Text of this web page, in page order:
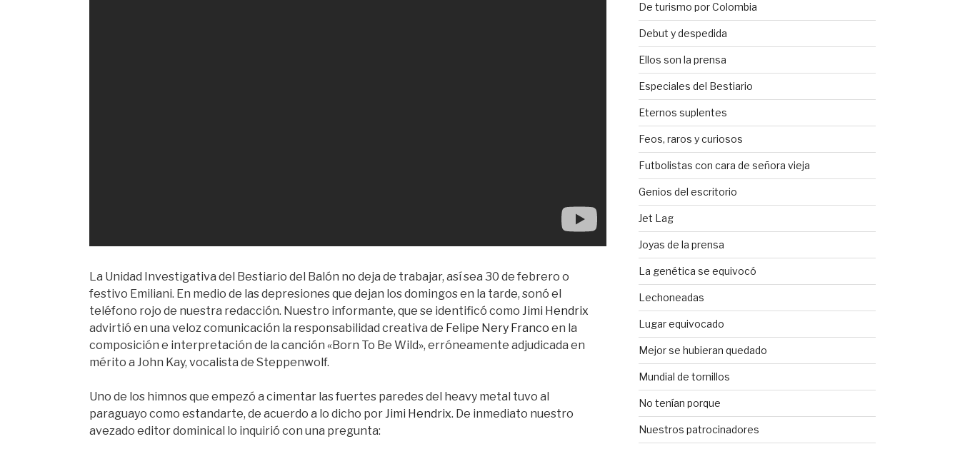
La Unidad Investigativa del Bestiario del Balón no deja de trabajar, así sea 30 de febrero o
festivo Emiliani. En medio de las depresiones que dejan los domingos en la tarde, sonó el
teléfono rojo de nuestra redacción. Nuestro informante, que se identificó comoJimi Hendrix
advirtió en una veloz comunicación la responsabilidad creativa de Felipe Nery Francoen la
composición e interpretación de la canción «Born To Be Wild», erróneamente adjudicada en
mérito a John Kay, vocalista de Steppenwolf.
Uno de los himnos que empezó a cimentar las fuertes paredes del heavy metal tuvo al
paraguayo como estandarte, de acuerdo a lo dicho porJimi Hendrix. De inmediato nuestro
avezado editor dominical lo inquirió con una pregunta:
De turismo por Colombia
Debut y despedida
Ellos son la prensa
Especiales del Bestiario
Eternos suplentes
Feos, raros y curiosos
Futbolistas con cara de señora vieja
Genios del escritorio
Jet Lag
Joyas de la prensa
La genética se equivocó
Lechoneadas
Lugar equivocado
Mejor se hubieran quedado
Mundial de tornillos
No tenían porque
Nuestros patrocinadores